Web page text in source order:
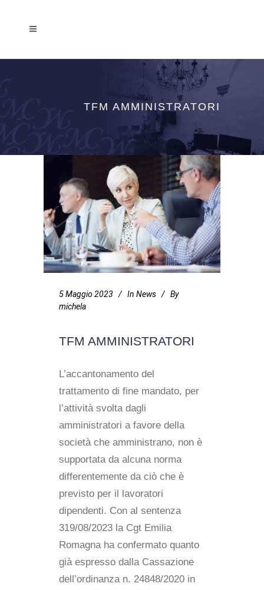
TFM AMMINISTRATORI
5 Maggio 2023 In News
By
michela
TFM AMMINISTRATORI
L’accantonamento del
trattamento di fine mandato, per
l’attività svolta dagli
amministratori a favore della
società che amministrano, non è
supportata da alcuna norma
differentemente da ciò che è
previsto per il lavoratori
dipendenti. Con al sentenza
319/08/2023 la Cgt Emilia
Romagna ha confermato quanto
già espresso dalla Cassazione
dell’ordinanza n. 24848/2020 in